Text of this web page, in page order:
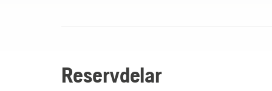
Reservdelar